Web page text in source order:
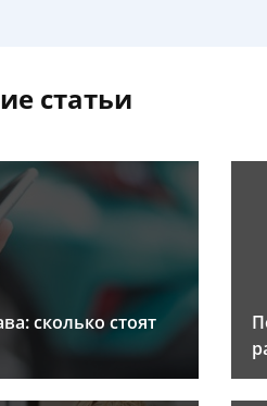
статьи
сколько стоят